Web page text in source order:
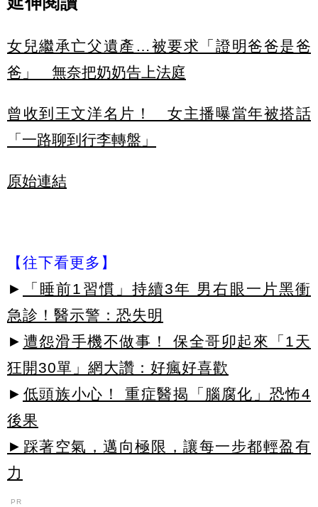
女兒繼承亡父遺產…被要求「證明爸爸是爸
爸」 無奈把奶奶告上法庭
曾收到王文洋名片！ 女主播曝當年被搭話
「一路聊到行李轉盤」
原始連結
【往下看更多】
►
「睡前1習慣」持續3年 男右眼一片黑衝
急診！醫示警：恐失明
► 遭怨滑手機不做事！ 保全哥卯起來「1天
狂開30單」網大讚：好瘋好喜歡
► 低頭族小心！ 重症醫揭「腦腐化」恐怖4
後果
►踩著空氣，邁向極限，讓每一步都輕盈有
力
PR